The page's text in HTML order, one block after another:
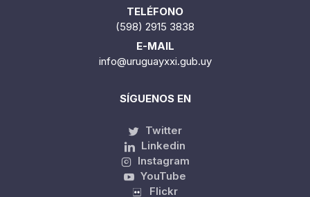
TELÉFONO
(598) 2915 3838
E-MAIL
info@uruguayxxi.gub.uy
SÍGUENOS EN
Twitter
Linkedin
Instagram
YouTube
Flickr